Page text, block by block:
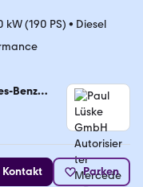
kW (190 PS) • Diesel
Benz
Kontakt Parken